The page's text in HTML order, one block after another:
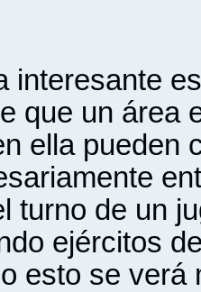
interesante
que un área
ella pueden
turno de un
ejércitos
esto se